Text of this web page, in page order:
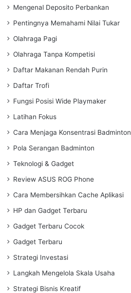
Mengenal Deposito Perbankan
Pentingnya Memahami Nilai Tukar
Olahraga Pagi
Olahraga Tanpa Kompetisi
Daftar Makanan Rendah Purin
Daftar Trofi
Fungsi Posisi Wide Playmaker
Latihan Fokus
Cara Menjaga Konsentrasi Badminton
Pola Serangan Badminton
Teknologi & Gadget
Review ASUS ROG Phone
Cara Membersihkan Cache Aplikasi
HP dan Gadget Terbaru
Gadget Terbaru Cocok
Gadget Terbaru
Strategi Investasi
Langkah Mengelola Skala Usaha
Strategi Bisnis Kreatif